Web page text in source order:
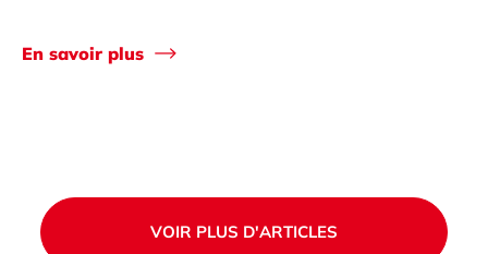
En savoir plus
VOIR PLUS D'ARTICLES